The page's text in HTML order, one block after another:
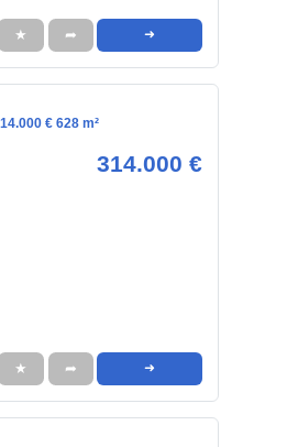
★ ➦ ➜
€ 628 m²
314.000 €
★ ➦ ➜